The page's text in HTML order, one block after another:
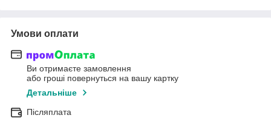
Умови оплати
Ви отримаєте замовлення
або гроші повернуться на вашу картку
Детальніше
Післяплата